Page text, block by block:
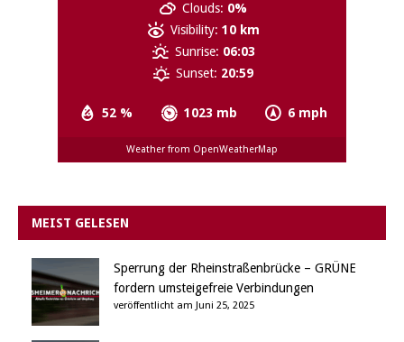
52 % 1023 mb 6 mph
Clouds: 0%
Visibility: 10 km
Sunrise: 06:03
Sunset: 20:59
Weather from OpenWeatherMap
MEIST GELESEN
Sperrung der Rheinstraßenbrücke – GRÜNE
fordern umsteigefreie Verbindungen
veröffentlicht am Juni 25, 2025